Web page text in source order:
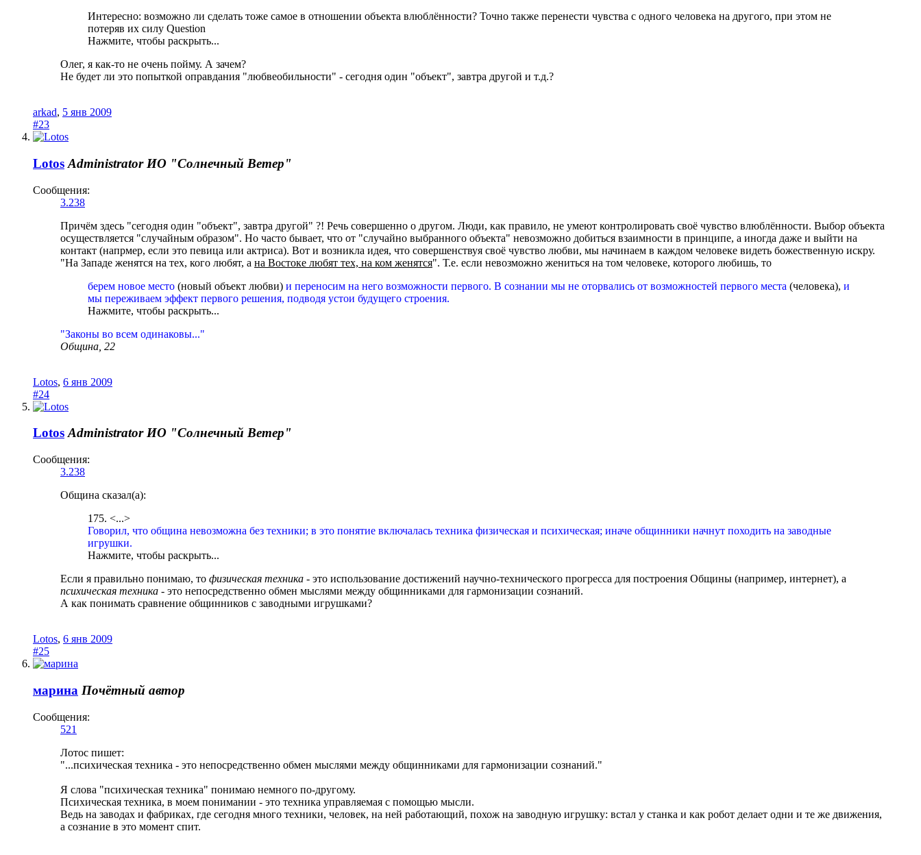
Интересно: возможно ли сделать тоже самое в отношении объекта влюблённости? Точно также перенести чувства с одного человека на другого, при этом не
потеряв их силу Question
Нажмите, чтобы раскрыть...
Олег, я как-то не очень пойму. А зачем?
Не будет ли это попыткой оправдания "любвеобильности" - сегодня один "объект", завтра другой и т.д.?
arkad, 5 янв 2009
#23
Lotos Administrator ИО "Солнечный Ветер"
Сообщения:
3.238
Причём здесь "сегодня один "объект", завтра другой" ?! Речь совершенно о другом. Люди, как правило, не умеют контролировать своё чувство влюблённости. Выбор объекта
осуществляется "случайным образом". Но часто бывает, что от "случайно выбранного объекта" невозможно добиться взаимности в принципе, а иногда даже и выйти на
контакт (напрмер, если это певица или актриса). Вот и возникла идея, что совершенствуя своё чувство любви, мы начинаем в каждом человеке видеть божественную искру.
"На Западе женятся на тех, кого любят, а на Востоке любят тех, на ком женятся". Т.е. если невозможно жениться на том человеке, которого любишь, то
берем новое место (новый объект любви) и переносим на него возможности первого. В сознании мы не оторвались от возможностей первого места (человека), и
мы переживаем эффект первого решения, подводя устои будущего строения.
Нажмите, чтобы раскрыть...
"Законы во всем одинаковы..."
Община, 22
Lotos, 6 янв 2009
#24
Lotos Administrator ИО "Солнечный Ветер"
Сообщения:
3.238
Община сказал(а):
175. <...>
Говорил, что община невозможна без техники; в это понятие включалась техника физическая и психическая; иначе общинники начнут походить на заводные
игрушки.
Нажмите, чтобы раскрыть...
Если я правильно понимаю, то физическая техника - это использование достижений научно-технического прогресса для построения Общины (например, интернет), а
психическая техника - это непосредственно обмен мыслями между общинниками для гармонизации сознаний.
А как понимать сравнение общинников с заводными игрушками?
Lotos, 6 янв 2009
#25
марина Почётный автор
Сообщения:
521
Лотос пишет:
"...психическая техника - это непосредственно обмен мыслями между общинниками для гармонизации сознаний."
Я слова "психическая техника" понимаю немного по-другому.
Психическая техника, в моем понимании - это техника управляемая с помощью мысли.
Ведь на заводах и фабриках, где сегодня много техники, человек, на ней работающий, похож на заводную игрушку: встал у станка и как робот делает одни и те же движения,
а сознание в это момент спит.